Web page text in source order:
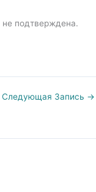
не подтверждена.
Следующая Запись →